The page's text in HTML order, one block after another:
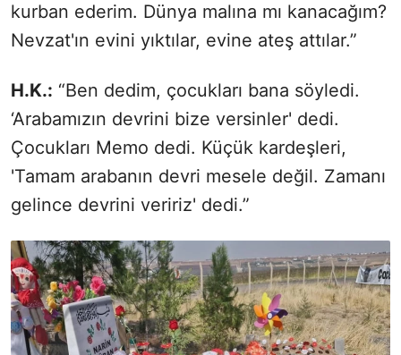
kurban ederim. Dünya malına mı kanacağım?
Nevzat'ın evini yıktılar, evine ateş attılar.”
H.K.: “Ben dedim, çocukları bana söyledi.
‘Arabamızın devrini bize versinler' dedi.
Çocukları Memo dedi. Küçük kardeşleri,
'Tamam arabanın devri mesele değil. Zamanı
gelince devrini veririz' dedi.”